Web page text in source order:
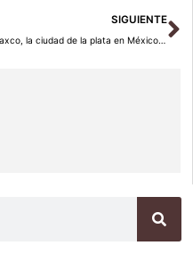
SIGUIENTE
Taxco, la ciudad de la plata en México: guía 2026